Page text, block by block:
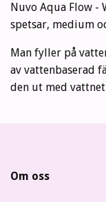
Nuvo Aqua Flow -
spetsar, medium
Man fyller på
av vattenbaserad
den ut med
Om oss